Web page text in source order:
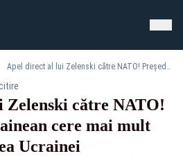
Apel direct al lui Zelenski către NATO! Președintele ucrainean cere mai mult sprijin și aderarea Ucrainei
către NATO!
cere mai mult
Ucrainei